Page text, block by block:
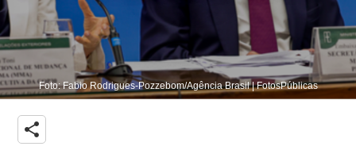
Foto: Fabio Rodrigues-Pozzebom/Agência Brasil | FotosPúblicas
share